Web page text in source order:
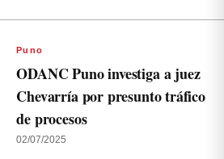
Puno
ODANC Puno investiga a juez
Chevarría por presunto tráfico
de procesos
02/07/2025